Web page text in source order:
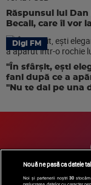
Răspunsul lui
Becali, care îl vor
Digi FM
"În sfârșit, ești
fani după ce a
"Nu te dai pe una
Nouă ne pasă ca datele
Noi și partenerii noștri30
prelucrarea datelor cu caracter